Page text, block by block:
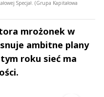
Specjał. (Grupa Kapitałowa
mrożonek w
ambitne plany
roku sieć ma